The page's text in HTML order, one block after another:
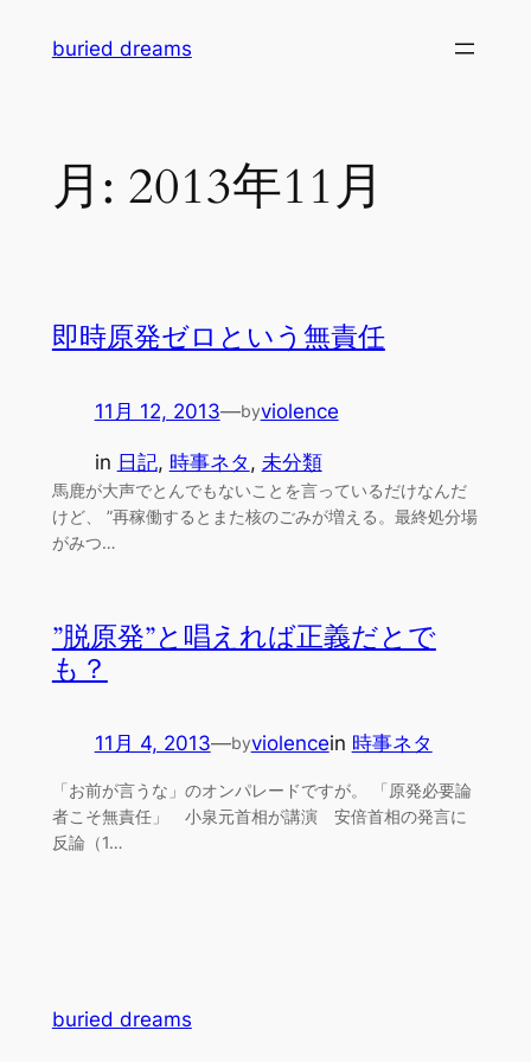
buried dreams
月: 2013年11月
即時原発ゼロという無責任
11月 12, 2013—byviolence
in 日記, 時事ネタ , 未分類
馬鹿が大声でとんでもないことを言っているだけなんだ
けど、 ”再稼働するとまた核のごみが増える。最終処分場
がみつ…
”脱原発”と唱えれば正義だとで
も？
11月 4, 2013—byviolencein 時事ネタ
「お前が言うな」のオンパレードですが。 「原発必要論
者こそ無責任」 小泉元首相が講演 安倍首相の発言に
反論（1…
buried dreams